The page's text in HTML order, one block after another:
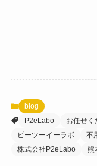
blog
P2eLabo
お任せく
ピーツーイーラボ
不
株式会社P2eLabo
熊